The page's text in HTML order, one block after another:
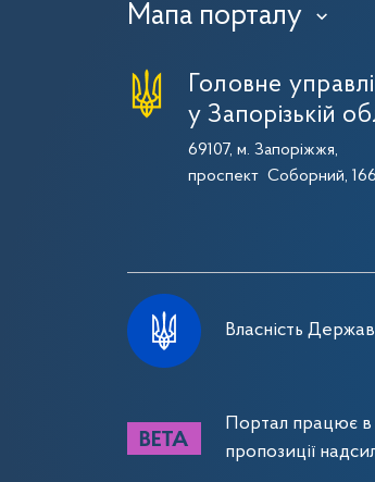
Мапа порталу ›
Головне
у Запорізькій
69107, м. Запоріжжя,
проспект Соборний, 166
Власність
Портал працює в
пропозиції